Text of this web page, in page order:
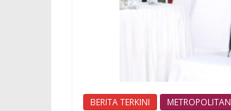
BERITA TERKINI METROPOLITAN